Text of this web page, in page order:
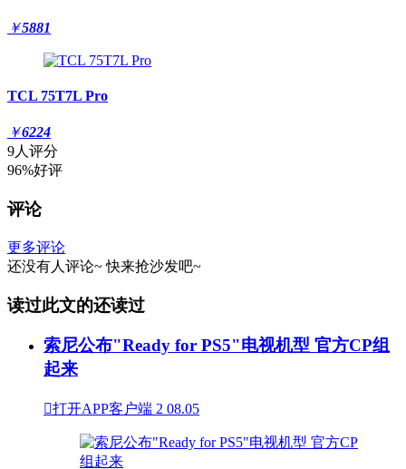
￥5881
TCL 75T7L Pro
￥6224
9人评分
96%好评
评论
更多评论
还没有人评论~ 快来抢沙发吧~
读过此文的还读过
索尼公布"Ready for PS5"电视机型 官方CP组
起来
打开APP客户端 2 08.05